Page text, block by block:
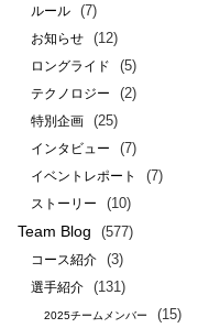
ルール (7)
お知らせ (12)
ロングライド (5)
テクノロジー (2)
特別企画 (25)
インタビュー (7)
イベントレポート (7)
ストーリー (10)
Team Blog (577)
コース紹介 (3)
選手紹介 (131)
2025チームメンバー (15)